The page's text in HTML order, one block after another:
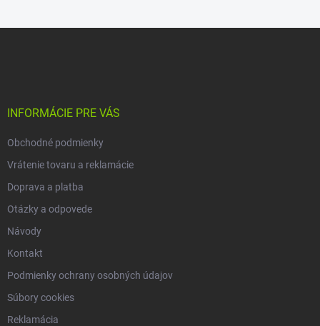
INFORMÁCIE PRE VÁS
Obchodné podmienky
Vrátenie tovaru a reklamácie
Doprava a platba
Otázky a odpovede
Návody
Kontakt
Podmienky ochrany osobných údajov
Súbory cookies
Reklamácia